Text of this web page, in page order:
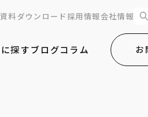
資料ダウンロード採用情報会社情報
探すブログコラム お